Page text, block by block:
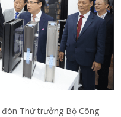
đón Thứ trưởng Bộ Công